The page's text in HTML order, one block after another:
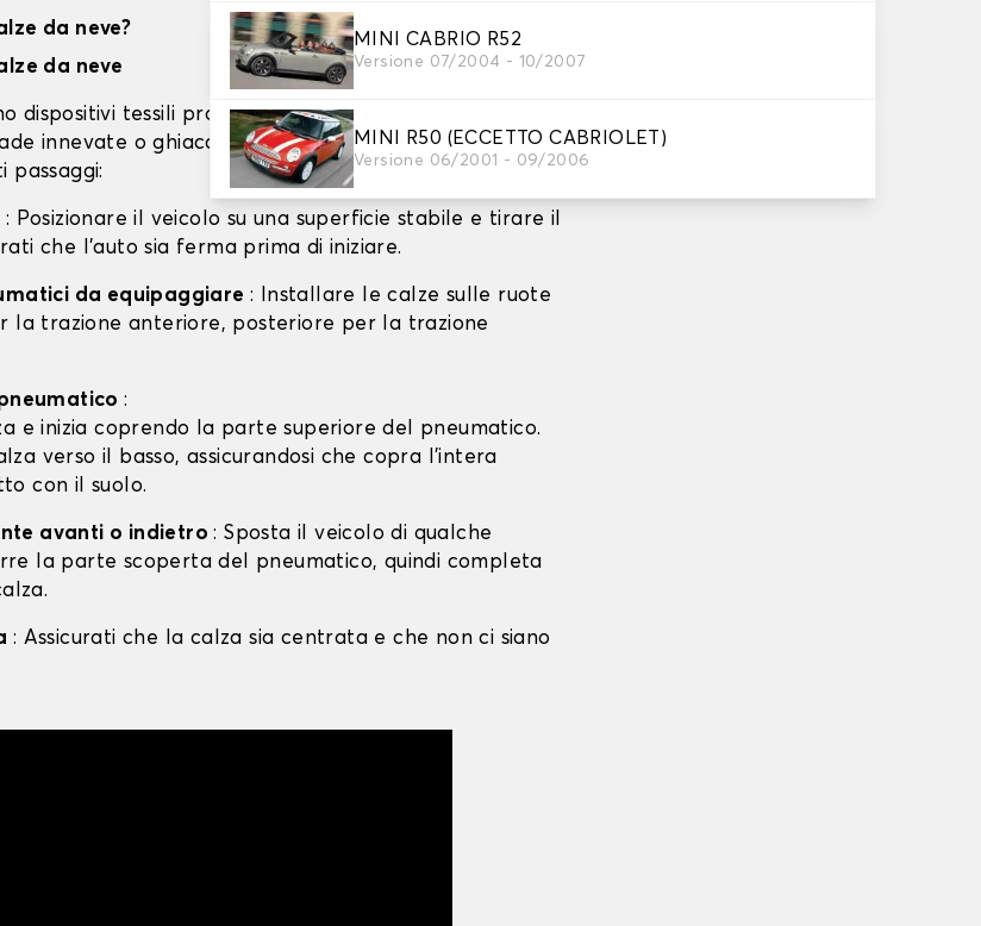
MINI CABRIO R52
Versione 07/2004 - 10/2007
MINI R50 (ECCETTO CABRIOLET)
Versione 06/2001 - 09/2006
da neve?
da neve
dispositivi tessili progettati per migliorare l'aderenza
innevate o ghiacciate. L'installazione è semplice e
passaggi:
: Posizionare il veicolo su una superficie stabile e tirare il
che l'auto sia ferma prima di iniziare.
da equipaggiare : Installare le calze sulle ruote
la trazione anteriore, posteriore per la trazione
:
e inizia coprendo la parte superiore del pneumatico.
verso il basso, assicurandosi che copra l'intera
con il suolo.
avanti o indietro: Sposta il veicolo di qualche
la parte scoperta del pneumatico, quindi completa
: Assicurati che la calza sia centrata e che non ci siano